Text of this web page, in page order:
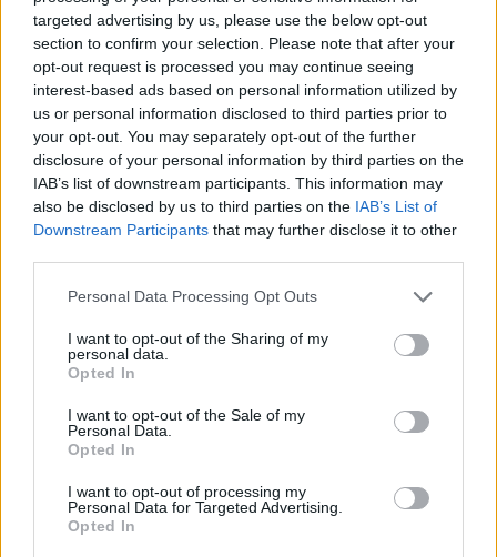
targeted advertising by us, please use the below opt-out
section to confirm your selection. Please note that after your
opt-out request is processed you may continue seeing
interest-based ads based on personal information utilized by
us or personal information disclosed to third parties prior to
your opt-out. You may separately opt-out of the further
disclosure of your personal information by third parties on the
IAB’s list of downstream participants. This information may
also be disclosed by us to third parties on the IAB’s List of
Downstream Participants that may further disclose it to other
Please note that this website/app uses one or more Google
not limited to your visit or usage behaviour. You may click to
grant or deny consent to Google and its third-party tags to
use your data for below specified purposes in below Google
consent section.
Personal Data Processing Opt Outs
I want to opt-out of the Sharing of my
personal data.
Opted In
I want to opt-out of the Sale of my
Personal Data.
Opted In
I want to opt-out of processing my
Personal Data for Targeted Advertising.
Opted In
μια πρώτη εικόνα για την σταυροδοσία των
συνολικά 1.168 υποψηφίων ευρωβουλευτών
που είναι κατανεμημένοι σε 31 κόμματα και
διεκδικούν τις 21 έδρες που αναλογούν στη
χώρα μας για το Ευρωπαϊκό Κοινοβούλιο.
Η γρήγορη έκδοση του πρώτου αποτελέσματος
οφείλεται στο σύστημα ασφαλούς μετάδοσης
SRT, μέσω του οποίου οι 18.617 δικαστικοί
αντιπρόσωποι των ισάριθμων εκλογικών
τμημάτων της χώρας θα μεταδώσουν το τελικό
αποτέλεσμα του τμήματος τους άμεσα μέσω
συσκευής τάμπλετ που θα παραλάβουν το
Σάββατο.
Παράλληλα θα στείλουν το αποτέλεσμα και
μέσω του ειδικού εντύπου (τηλεγράφημα), όπως
συμβαίνει ανελλιπώς από τις εκλογές του 1981.